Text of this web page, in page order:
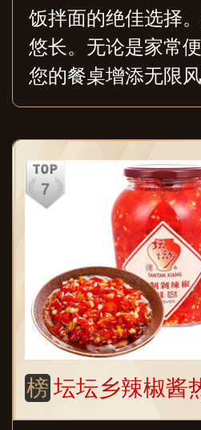
饭拌面的绝佳选择
悠长。无论是家常
您的餐桌增添无限风
榜 坛坛乡辣椒酱